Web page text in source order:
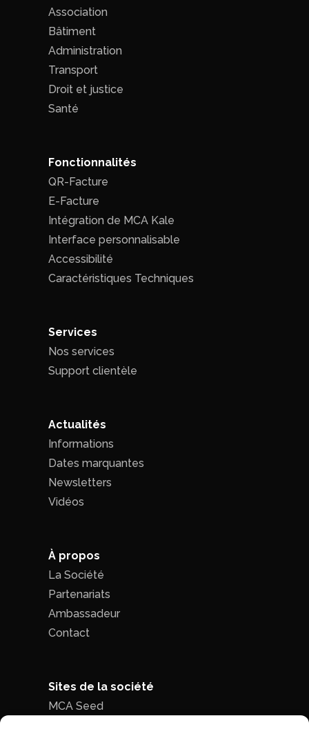
Association
Bâtiment
Administration
Transport
Droit et justice
Santé
Fonctionnalités
QR-Facture
E-Facture
Intégration de MCA Kale
Interface personnalisable
Accessibilité
Caractéristiques Techniques
Services
Nos services
Support clientèle
Actualités
Informations
Dates marquantes
Newsletters
Vidéos
À propos
La Société
Partenariats
Ambassadeur
Contact
Sites de la société
MCA Seed